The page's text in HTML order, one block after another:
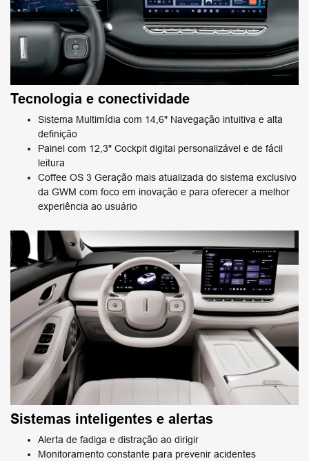
Tecnologia e conectividade
Sistema Multimídia com 14,6" Navegação intuitiva e alta
definição
Painel com 12,3" Cockpit digital personalizável e de fácil
leitura
Coffee OS 3 Geração mais atualizada do sistema exclusivo
da GWM com foco em inovação e para oferecer a melhor
experiência ao usuário
Sistemas inteligentes e alertas
Alerta de fadiga e distração ao dirigir
Monitoramento constante para prevenir acidentes